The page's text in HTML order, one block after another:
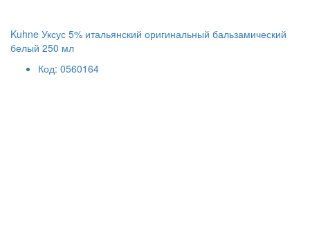
Kuhne Уксус 5% итальянский оригинальный бальзамический
белый 250 мл
Код: 0560164